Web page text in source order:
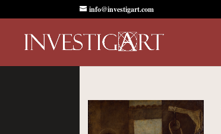
info@investigart.com